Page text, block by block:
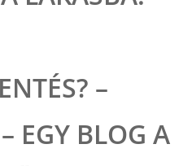
–
EGY BLOG A